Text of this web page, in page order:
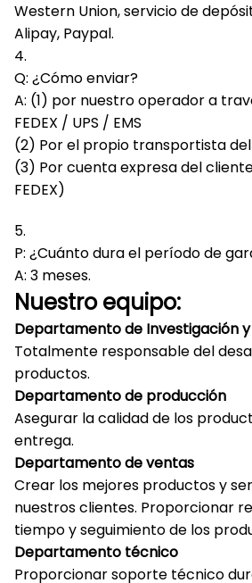
Western Union, servicio de
Alipay, Paypal.
4.
Q: ¿Cómo enviar?
A: (1) por nuestro operador a
FEDEX / UPS / EMS
(2) Por el propio transportista
(3) Por cuenta expresa del
FEDEX)
5.
P: ¿Cuánto dura el período de
A: 3 meses.
Nuestro equipo:
Departamento de Investigación
Totalmente responsable del
productos.
Departamento de producción
Asegurar la calidad de los
entrega.
Departamento de ventas
Crear los mejores productos y
nuestros clientes. Proporcionar
tiempo y seguimiento de los
Departamento técnico
Proporcionar soporte técnico